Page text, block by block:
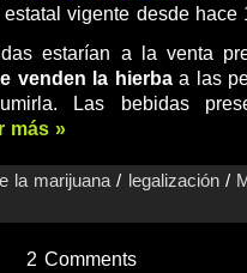
vigente desde hace
estarían a la venta
venden la hierbaa las
Las bebidas
más »
la marijuana / legalización/
2 Comments